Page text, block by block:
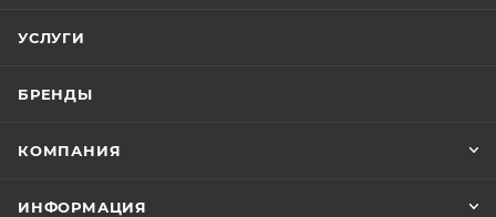
УСЛУГИ
БРЕНДЫ
КОМПАНИЯ
ИНФОРМАЦИЯ